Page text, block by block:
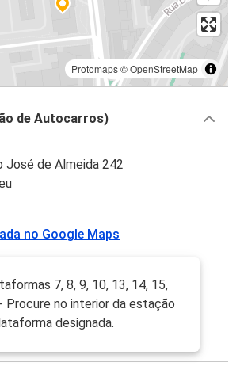
Protomaps©OpenStreetMap
de Autocarros)
José de Almeida 242
no Google Maps
7, 8, 9, 10, 13, 14, 15,
Procure no interior da estação
designada.